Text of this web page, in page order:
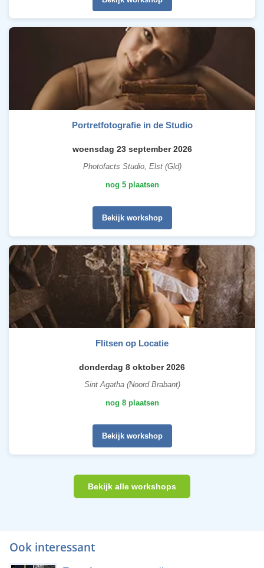
Portretfotografie in de Studio
woensdag 23 september 2026
Photofacts Studio, Elst (Gld)
nog 5 plaatsen
Bekijk workshop
Flitsen op Locatie
donderdag 8 oktober 2026
Sint Agatha (Noord Brabant)
nog 8 plaatsen
Bekijk workshop
Bekijk alle workshops
Ook interessant